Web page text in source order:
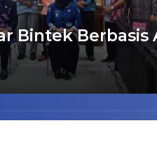
Bintek Berbasis